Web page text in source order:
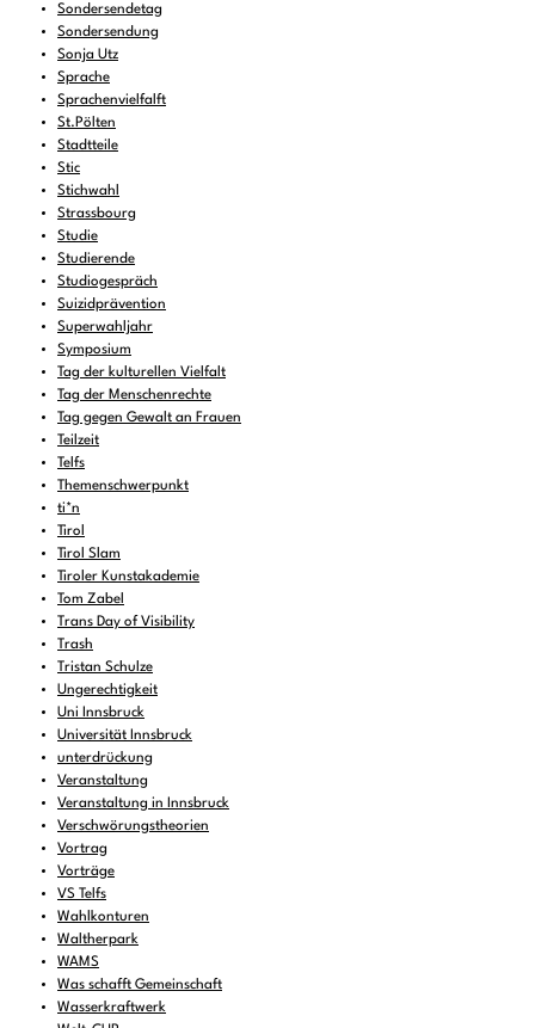
Sondersendetag
Sondersendung
Sonja Utz
Sprache
Sprachenvielfalft
St.Pölten
Stadtteile
Stic
Stichwahl
Strassbourg
Studie
Studierende
Studiogespräch
Suizidprävention
Superwahljahr
Symposium
Tag der kulturellen Vielfalt
Tag der Menschenrechte
Tag gegen Gewalt an Frauen
Teilzeit
Telfs
Themenschwerpunkt
ti*n
Tirol
Tirol Slam
Tiroler Kunstakademie
Tom Zabel
Trans Day of Visibility
Trash
Tristan Schulze
Ungerechtigkeit
Uni Innsbruck
Universität Innsbruck
unterdrückung
Veranstaltung
Veranstaltung in Innsbruck
Verschwörungstheorien
Vortrag
Vorträge
VS Telfs
Wahlkonturen
Waltherpark
WAMS
Was schafft Gemeinschaft
Wasserkraftwerk